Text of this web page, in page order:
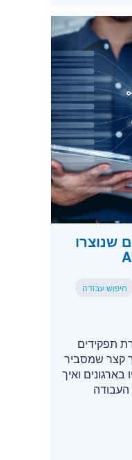
שנוצרו
חיפוש עבודה
תפקידים
קצר שמסביר
בארגונים ואיך